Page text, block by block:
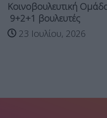
Κοινοβουλευτική
9+2+1 βουλευτές
23 Ιουλίου, 2026